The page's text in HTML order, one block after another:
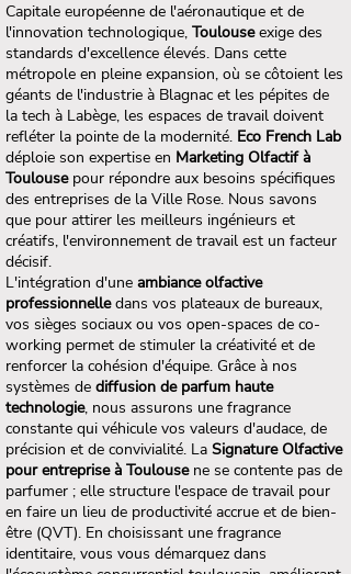
Capitale européenne de l'aéronautique et de
l'innovation technologique, Toulouseexige des
standards d'excellence élevés. Dans cette
métropole en pleine expansion, où se côtoient les
géants de l'industrie à Blagnac et les pépites de
la tech à Labège, les espaces de travail doivent
refléter la pointe de la modernité. Eco French Lab
déploie son expertise en Marketing Olfactif à
Toulousepour répondre aux besoins spécifiques
des entreprises de la Ville Rose. Nous savons
que pour attirer les meilleurs ingénieurs et
créatifs, l'environnement de travail est un facteur
décisif.
L'intégration d'une ambiance olfactive
professionnelledans vos plateaux de bureaux,
vos sièges sociaux ou vos open-spaces de co-
working permet de stimuler la créativité et de
renforcer la cohésion d'équipe. Grâce à nos
systèmes de diffusion de parfum haute
technologie, nous assurons une fragrance
constante qui véhicule vos valeurs d'audace, de
précision et de convivialité. La Signature Olfactive
pour entreprise à Toulousene se contente pas de
parfumer ; elle structure l'espace de travail pour
en faire un lieu de productivité accrue et de bien-
être (QVT). En choisissant une fragrance
identitaire, vous vous démarquez dans